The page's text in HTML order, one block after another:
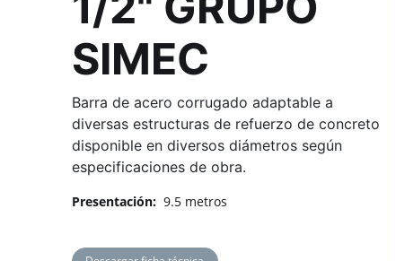
SIMEC
Barra de acero corrugado adaptable a
diversas estructuras de refuerzo de concreto
disponible en diversos diámetros según
especificaciones de obra.
Presentación: 9.5 metros